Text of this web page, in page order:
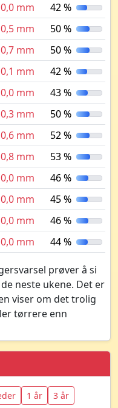
0,0 mm
42 %
0,5 mm
50 %
0,7 mm
50 %
0,1 mm
42 %
0,0 mm
43 %
0,3 mm
50 %
0,6 mm
52 %
0,8 mm
53 %
0,0 mm
46 %
0,0 mm
45 %
0,0 mm
46 %
0,0 mm 44 %
prøver å si
neste ukene. Det er
viser om det trolig
tørrere enn
1 år 3 år